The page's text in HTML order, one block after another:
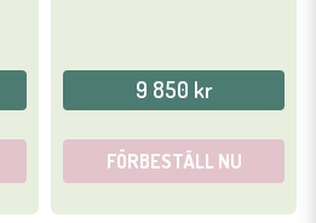
9 850 kr
FÖRBESTÄLL NU